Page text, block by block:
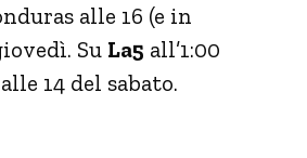
alle 16 (e in
Su La5 all’1:00
14 del sabato.